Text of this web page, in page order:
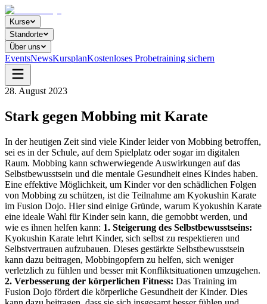
Kurse
Standorte
Über uns
EventsNewsKursplanKostenloses Probetraining sichern
28. August 2023
Stark gegen Mobbing mit Karate
In der heutigen Zeit sind viele Kinder leider von Mobbing betroffen,
sei es in der Schule, auf dem Spielplatz oder sogar im digitalen
Raum. Mobbing kann schwerwiegende Auswirkungen auf das
Selbstbewusstsein und die mentale Gesundheit eines Kindes haben.
Eine effektive Möglichkeit, um Kinder vor den schädlichen Folgen
von Mobbing zu schützen, ist die Teilnahme am Kyokushin Karate
im Fusion Dojo. Hier sind einige Gründe, warum Kyokushin Karate
eine ideale Wahl für Kinder sein kann, die gemobbt werden, und
wie es ihnen helfen kann: 1. Steigerung des Selbstbewusstseins:
Kyokushin Karate lehrt Kinder, sich selbst zu respektieren und
Selbstvertrauen aufzubauen. Dieses gestärkte Selbstbewusstsein
kann dazu beitragen, Mobbingopfern zu helfen, sich weniger
verletzlich zu fühlen und besser mit Konfliktsituationen umzugehen.
2. Verbesserung der körperlichen Fitness: Das Training im
Fusion Dojo fördert die körperliche Gesundheit der Kinder. Dies